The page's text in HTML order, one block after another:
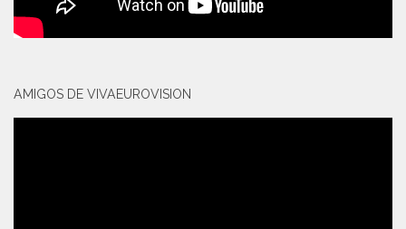
AMIGOS DE VIVAEUROVISION